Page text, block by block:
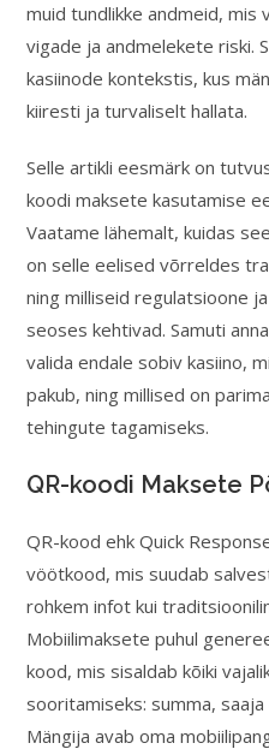
muid tundlikke andmeid, mis
vigade ja andmelekete riski.
kasiinode kontekstis, kus
kiiresti ja turvaliselt hallata.
Selle artikli eesmärk on
koodi maksete kasutamise
Vaatame lähemalt, kuidas
on selle eelised võrreldes
ning milliseid regulatsioone
seoses kehtivad. Samuti
valida endale sobiv kasiino,
pakub, ning millised on
tehingute tagamiseks.
QR-koodi Maksete
QR-kood ehk Quick
vöötkood, mis suudab
rohkem infot kui
Mobiilimaksete puhul
kood, mis sisaldab kõiki
sooritamiseks: summa,
Mängija avab oma